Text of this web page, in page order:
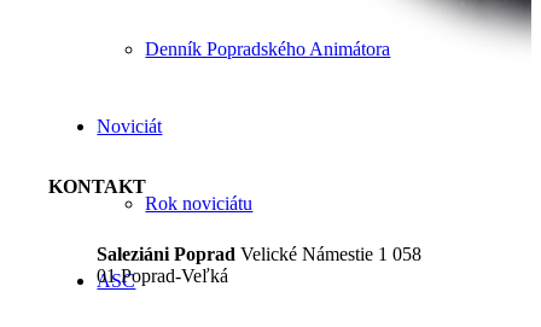
Denník Popradského Animátora
Noviciát
Rok noviciátu
ASC
KONTAKT
Saleziáni PopradVelické Námestie 1 058
01 Poprad-Veľká